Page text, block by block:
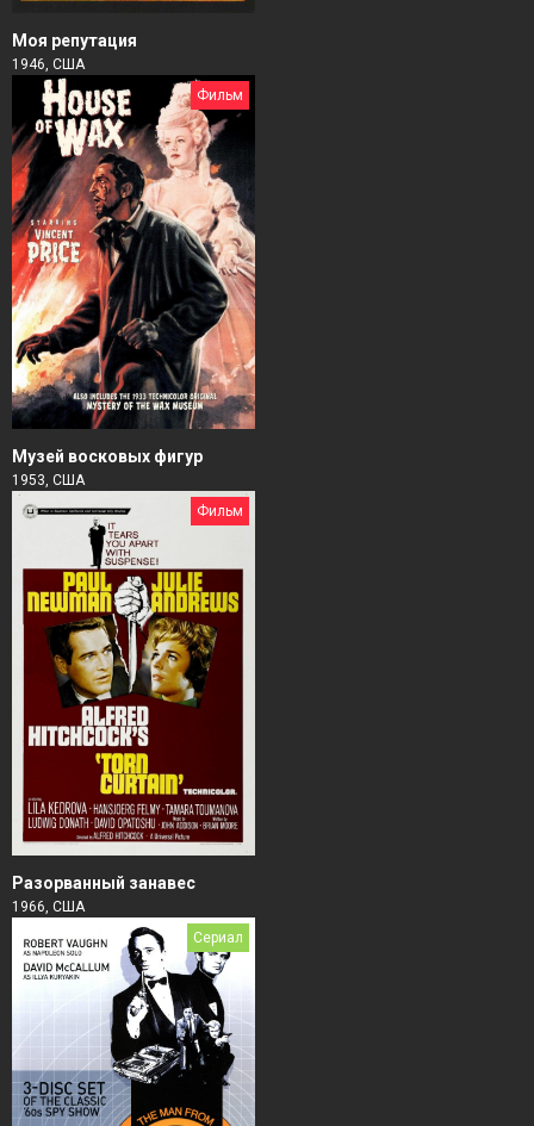
Моя репутация
1946, США
Фильм
Музей восковых фигур
1953, США
Фильм
Разорванный занавес
1966, США
Сериал